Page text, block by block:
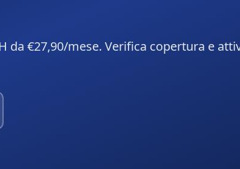
da €27,90/mese. Verifica copertura e